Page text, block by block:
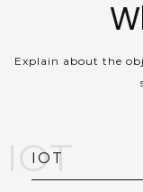
Explain about the
IOT
IOT